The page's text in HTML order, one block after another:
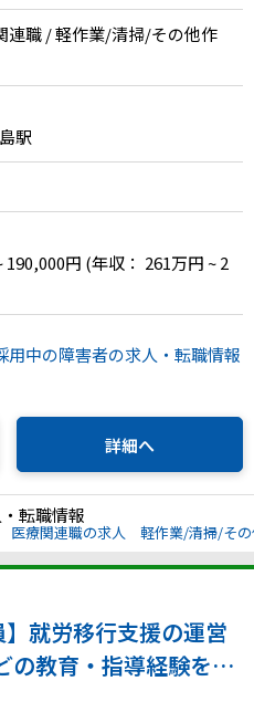
連職 / 軽作業/清掃/その他作
中之島駅
190,000円 (年収： 261万円 ~ 2
中の障害者の求人・転職情報
詳細へ
転職情報
医療関連職の求人 軽作業/清掃/そ
】就労移行支援の運営
の教育・指導経験を活